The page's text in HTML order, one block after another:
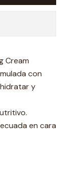
Cream
con
y
en cara